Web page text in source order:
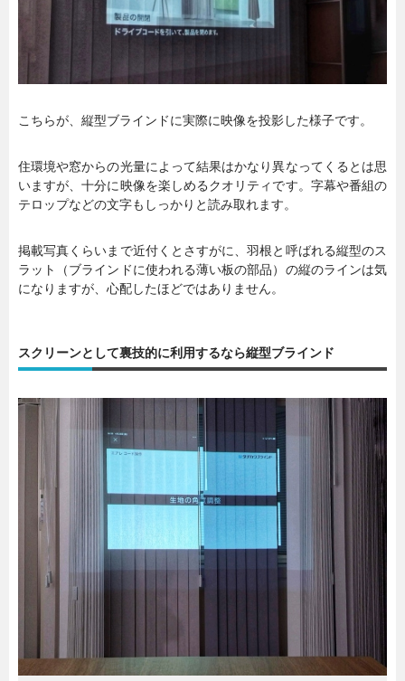
こちらが、縦型ブラインドに実際に映像を投影した様子です。
住環境や窓からの光量によって結果はかなり異なってくるとは思
いますが、十分に映像を楽しめるクオリティです。字幕や番組の
テロップなどの文字もしっかりと読み取れます。
掲載写真くらいまで近付くとさすがに、羽根と呼ばれる縦型のス
ラット（ブラインドに使われる薄い板の部品）の縦のラインは気
になりますが、心配したほどではありません。
スクリーンとして裏技的に利用するなら縦型ブラインド